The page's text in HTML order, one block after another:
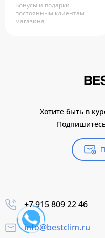
Бонусы и подарки
постоянным клиентам
магазина
Хотите быть в
+7 915 809 22 46
info@bestclim.ru